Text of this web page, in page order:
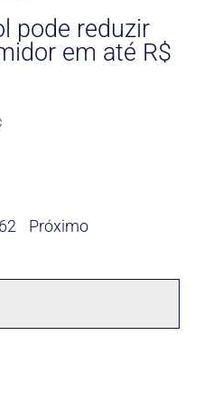
pode reduzir
em até R$
Próximo